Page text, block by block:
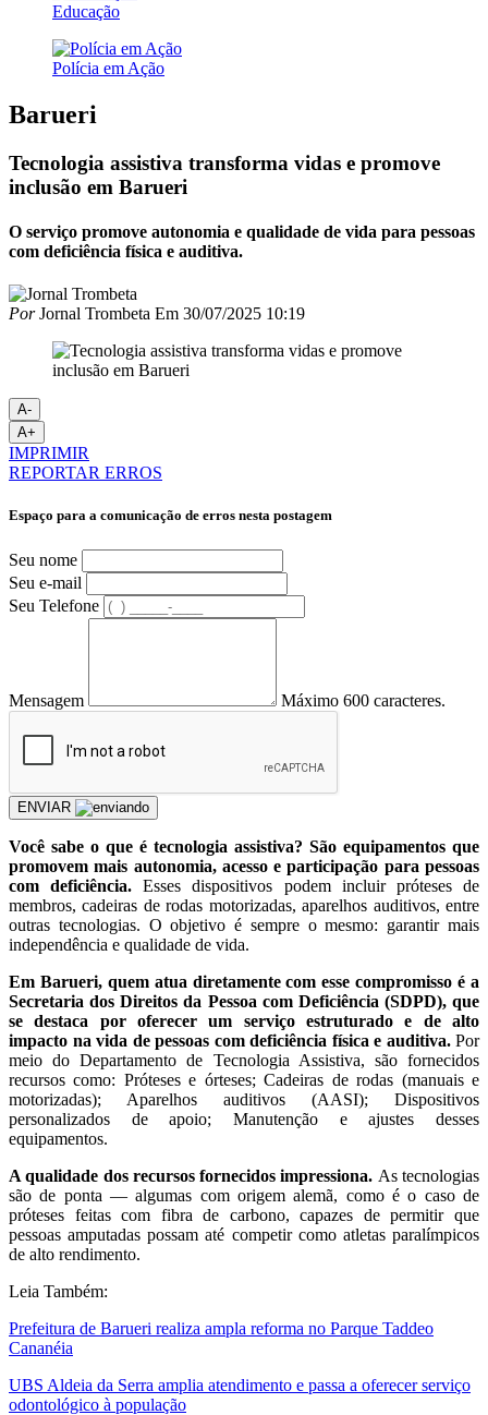
Educação
Polícia em Ação
Barueri
Tecnologia assistiva transforma vidas e promove
inclusão em Barueri
O serviço promove autonomia e qualidade de vida para pessoas
com deficiência física e auditiva.
PorJornal Trombeta Em 30/07/2025 10:19
A-
A+
IMPRIMIR
REPORTAR ERROS
Espaço para a comunicação de erros nesta postagem
Seu nome
Seu e-mail
Seu Telefone
Mensagem Máximo 600 caracteres.
ENVIAR
Você sabe o que é tecnologia assistiva? São equipamentos que
promovem mais autonomia, acesso e participação para pessoas
com deficiência. Esses dispositivos podem incluir próteses de
membros, cadeiras de rodas motorizadas, aparelhos auditivos, entre
outras tecnologias. O objetivo é sempre o mesmo: garantir mais
independência e qualidade de vida.
Em Barueri, quem atua diretamente com esse compromisso é a
Secretaria dos Direitos da Pessoa com Deficiência (SDPD), que
se destaca por oferecer um serviço estruturado e de alto
impacto na vida de pessoas com deficiência física e auditiva. Por
meio do Departamento de Tecnologia Assistiva, são fornecidos
recursos como: Próteses e órteses; Cadeiras de rodas (manuais e
motorizadas); Aparelhos auditivos (AASI); Dispositivos
personalizados de apoio; Manutenção e ajustes desses
equipamentos.
A qualidade dos recursos fornecidos impressiona. As tecnologias
são de ponta — algumas com origem alemã, como é o caso de
próteses feitas com fibra de carbono, capazes de permitir que
pessoas amputadas possam até competir como atletas paralímpicos
de alto rendimento.
Leia Também:
Prefeitura de Barueri realiza ampla reforma no Parque Taddeo
Cananéia
UBS Aldeia da Serra amplia atendimento e passa a oferecer serviço
odontológico à população